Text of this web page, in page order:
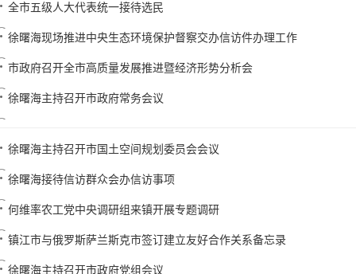
全市五级人大代表统一接待选民
徐曙海现场推进中央生态环境保护督察交办信访件办理工作
市政府召开全市高质量发展推进暨经济形势分析会
徐曙海主持召开市政府常务会议
徐曙海主持召开市国土空间规划委员会会议
徐曙海接待信访群众会办信访事项
何维率农工党中央调研组来镇开展专题调研
镇江市与俄罗斯萨兰斯克市签订建立友好合作关系备忘录
徐曙海主持召开市政府党组会议